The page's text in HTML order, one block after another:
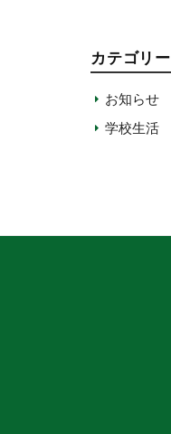
カテゴリー
お知らせ
学校生活